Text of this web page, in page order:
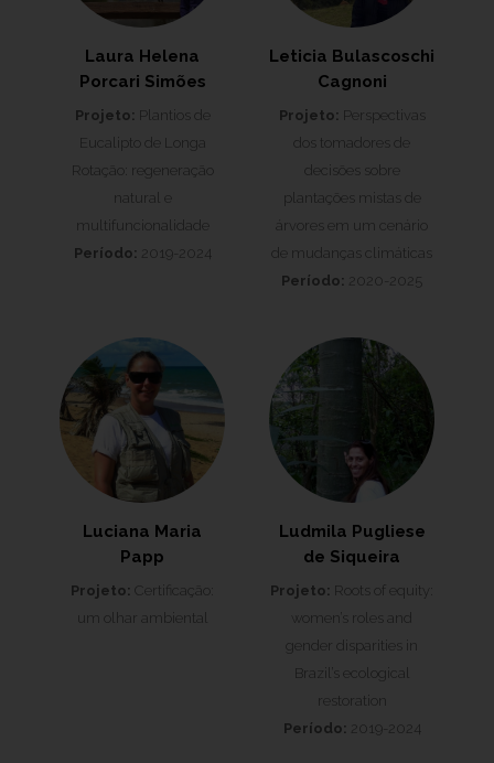
Laura Helena
Porcari Simões
Projeto: Plantios de
Eucalipto de Longa
Rotação: regeneração
natural e
multifuncionalidade
Período: 2019-2024
Leticia Bulascoschi
Cagnoni
Projeto: Perspectivas
dos tomadores de
decisões sobre
plantações mistas de
árvores em um cenário
de mudanças climáticas
Período:
Luciana Maria
Papp
Projeto: Certificação:
um olhar ambiental
Ludmila Pugliese
de Siqueira
Projeto: Roots of equity:
women’s roles and
gender disparities in
Brazil’s ecological
restoration
Período: 2019-2024